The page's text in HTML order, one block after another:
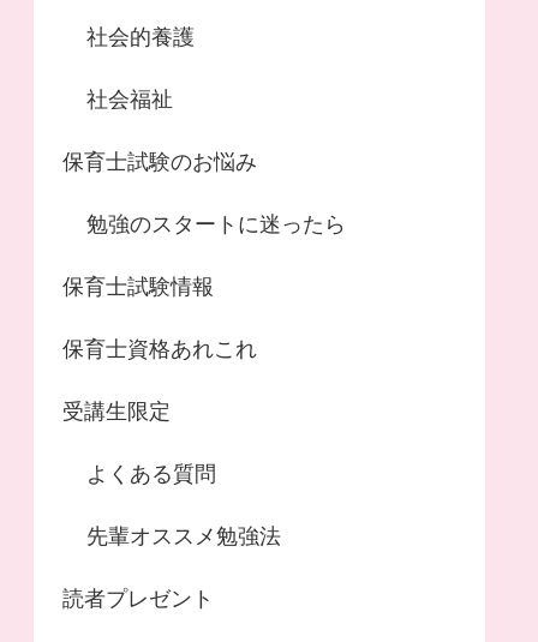
社会的養護
社会福祉
保育士試験のお悩み
勉強のスタートに迷ったら
保育士試験情報
保育士資格あれこれ
受講生限定
よくある質問
先輩オススメ勉強法
読者プレゼント